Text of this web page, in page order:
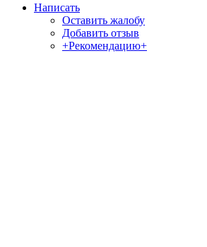
Написать
Оставить жалобу
Добавить отзыв
+Рекомендацию+